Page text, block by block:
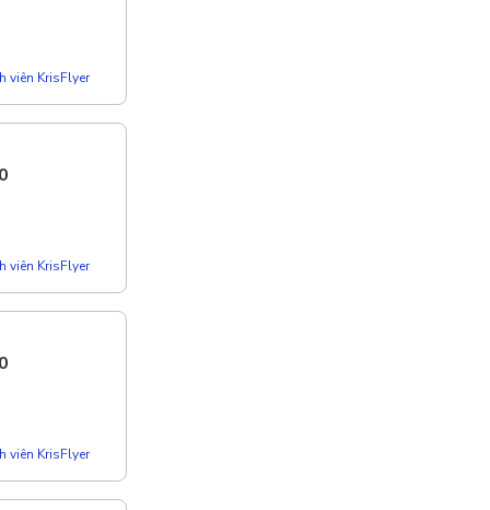
viên KrisFlyer
viên KrisFlyer
viên KrisFlyer